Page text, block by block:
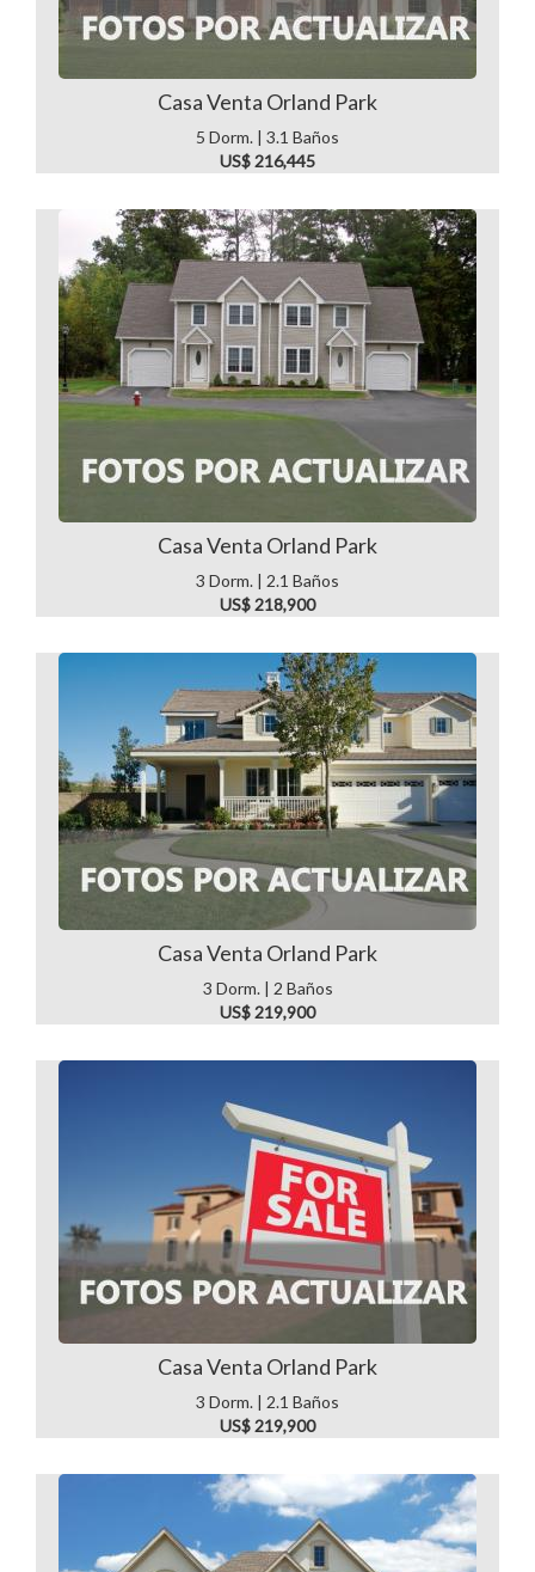
Casa Venta Orland Park
5 Dorm. | 3.1 Baños
US$ 216,445
Casa Venta Orland Park
3 Dorm. | 2.1 Baños
US$ 218,900
Casa Venta Orland Park
3 Dorm. | 2 Baños
US$ 219,900
Casa Venta Orland Park
3 Dorm. | 2.1 Baños
US$ 219,900